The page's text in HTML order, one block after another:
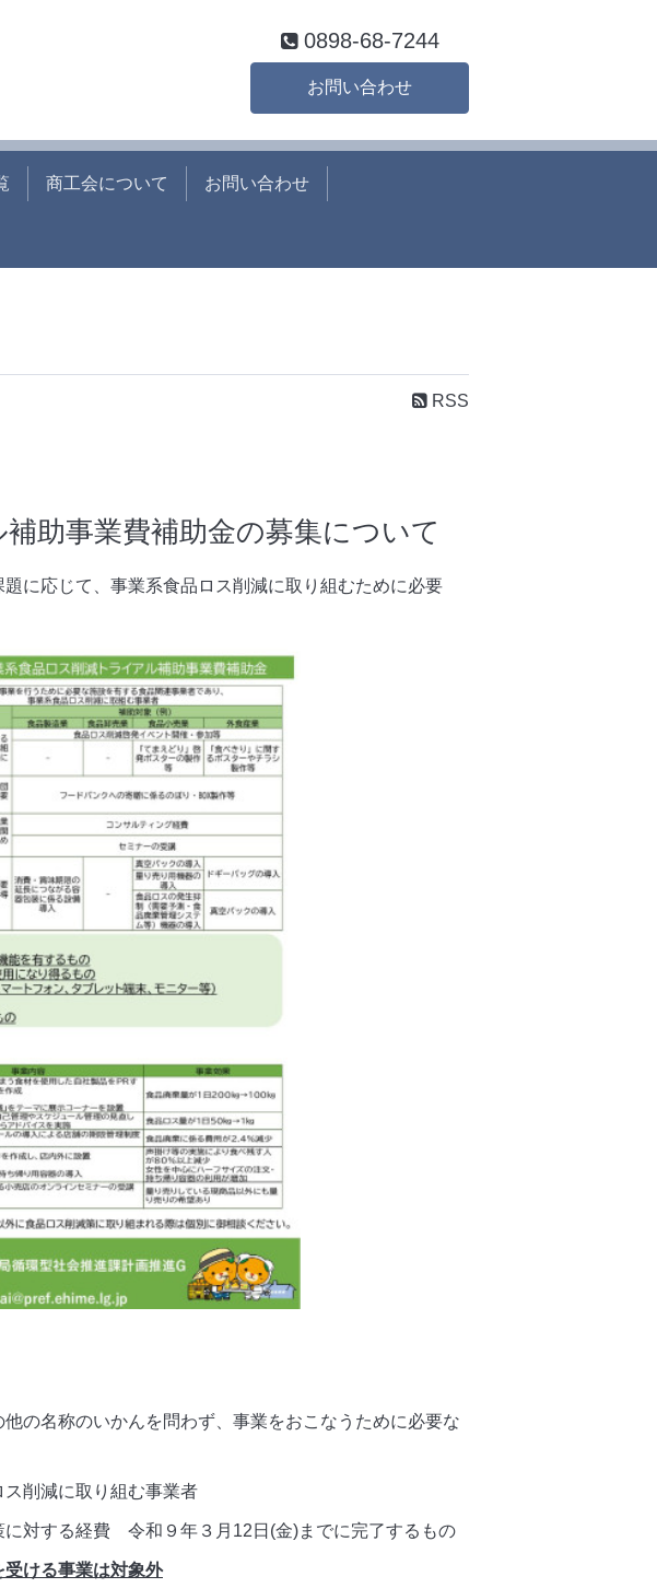
0898-68-7244
お問い合わせ
商工会について お問い合わせ
RSS
助事業費補助金の募集について
に応じて、事業系食品ロス削減に取り組むために必要
称のいかんを問わず、事業をおこなうために必要な
取り組む事業者
する経費 令和９年３月12日(金)までに完了するもの
ける事業は対象外